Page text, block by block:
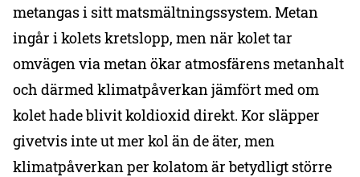
metangas i sitt matsmältningssystem. Metan
ingår i kolets kretslopp, men när kolet tar
omvägen via metan ökar atmosfärens metanhalt
och därmed klimatpåverkan jämfört med om
kolet hade blivit koldioxid direkt. Kor släpper
givetvis inte ut mer kol än de äter, men
klimatpåverkan per kolatom är betydligt större